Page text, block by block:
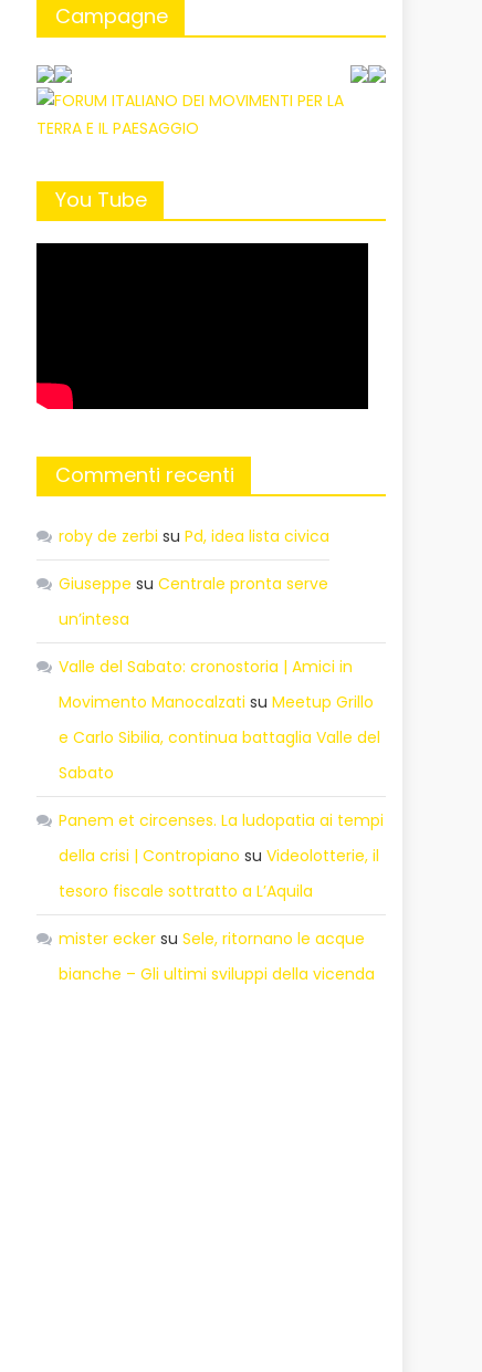
Campagne
You Tube
Commenti recenti
roby de zerbi suPd, idea lista civica
Giuseppe suCentrale pronta serve
un’intesa
Valle del Sabato: cronostoria | Amici in
Movimento Manocalzati suMeetup Grillo
e Carlo Sibilia, continua battaglia Valle del
Sabato
Panem et circenses. La ludopatia ai tempi
della crisi | Contropiano suVideolotterie, il
tesoro fiscale sottratto a L’Aquila
mister ecker suSele, ritornano le acque
bianche – Gli ultimi sviluppi della vicenda